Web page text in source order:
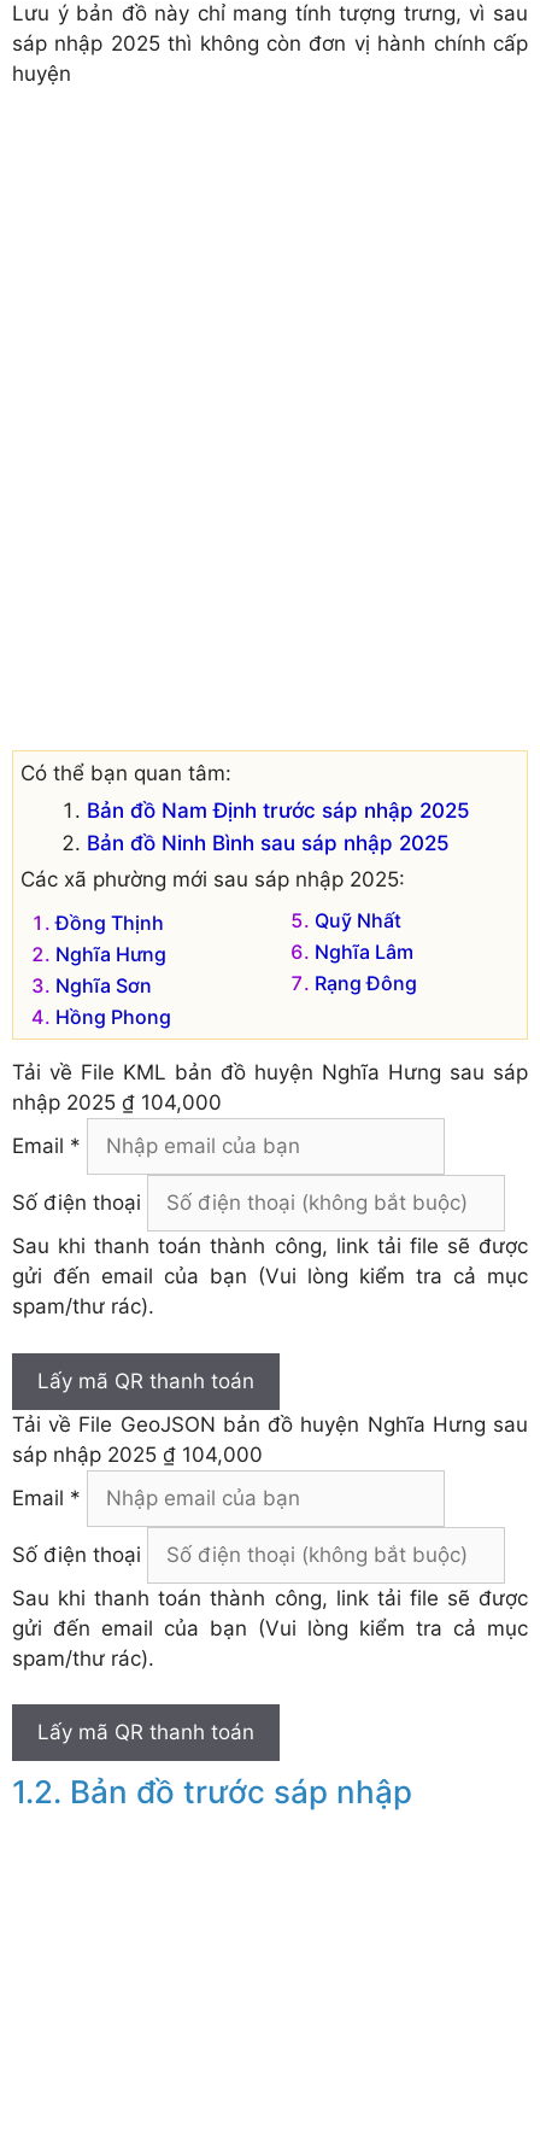
Lưu ý bản đồ này chỉ mang tính tượng trưng, vì sau
sáp nhập 2025 thì không còn đơn vị hành chính cấp
huyện
Có thể bạn quan tâm:
Bản đồ Nam Định trước sáp nhập 2025
Bản đồ Ninh Bình sau sáp nhập 2025
Các xã phường mới sau sáp nhập 2025:
Đồng Thịnh
Nghĩa Hưng
Nghĩa Sơn
Hồng Phong
Quỹ Nhất
Nghĩa Lâm
Rạng Đông
Tải về File KML bản đồ huyện Nghĩa Hưng sau sáp
nhập 2025 ₫ 104,000
Email *
Số điện thoại
Sau khi thanh toán thành công, link tải file sẽ được
gửi đến email của bạn (Vui lòng kiểm tra cả mục
spam/thư rác).
Lấy mã QR thanh toán
Tải về File GeoJSON bản đồ huyện Nghĩa Hưng sau
sáp nhập 2025 ₫ 104,000
Email *
Số điện thoại
Sau khi thanh toán thành công, link tải file sẽ được
gửi đến email của bạn (Vui lòng kiểm tra cả mục
spam/thư rác).
Lấy mã QR thanh toán
Bản đồ trước sáp nhập